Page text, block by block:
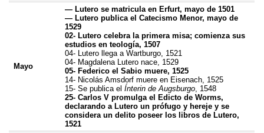
Mayo
— Lutero se matricula en Erfurt, mayo de 1501
— Lutero publica el Catecismo Menor, mayo de
1529
02- Lutero celebra la primera misa; comienza sus
estudios en teología, 1507
04- Lutero llega a Wartburgo, 1521
04- Magdalena Lutero nace, 1529
05- Federico el Sabio muere, 1525
14- Nicolás Amsdorf muere en Eisenach, 1525
15- Se publica el Ínterin de Augsburgo, 1548
25- Carlos V promulga el Edicto de Worms,
declarando a Lutero un prófugo y hereje y se
considera un delito poseer los libros de Lutero,
1521